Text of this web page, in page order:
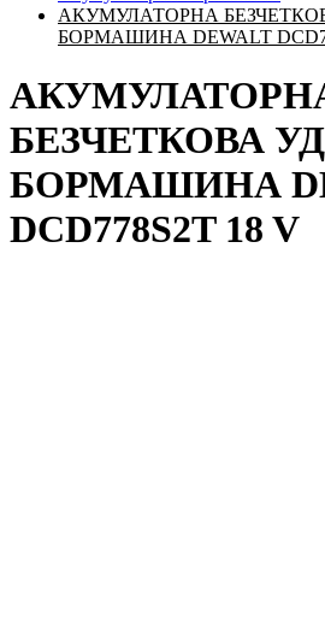
АКУМУЛАТОРНА
БОРМАШИНА DEWALT
БЕЗЧЕТКОВА
БОРМАШИНА
DCD778S2T 18 V